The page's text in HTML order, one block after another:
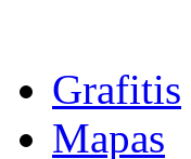
Grafitis
Mapas